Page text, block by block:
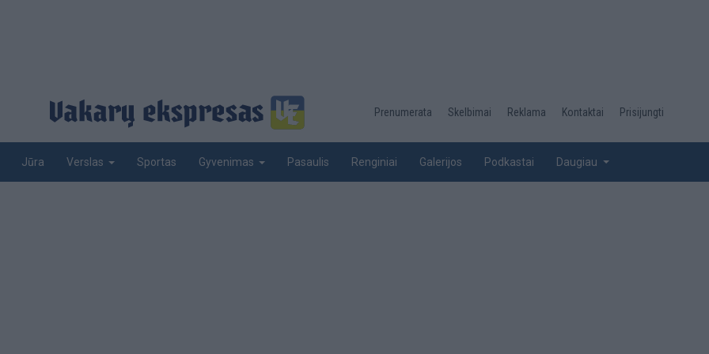
Desktop
top
Prenumerata Skelbimai Reklama Kontaktai Prisijungti
Jūra Verslas Sportas Gyvenimas Pasaulis Renginiai Galerijos Podkastai Daugiau